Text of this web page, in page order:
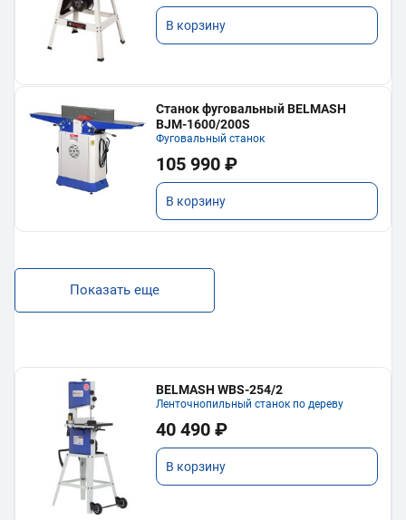
В корзину
Станок фуговальный BELMASH
BJM-1600/200S
Фуговальный станок
105 990 ₽
В корзину
Показать еще
BELMASH WBS-254/2
Ленточнопильный станок по дереву
40 490 ₽
В корзину